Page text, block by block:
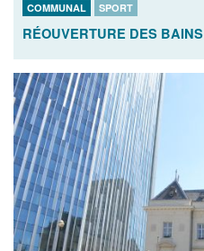
COMMUNAL SPORT
RÉOUVERTURE DES BAINS